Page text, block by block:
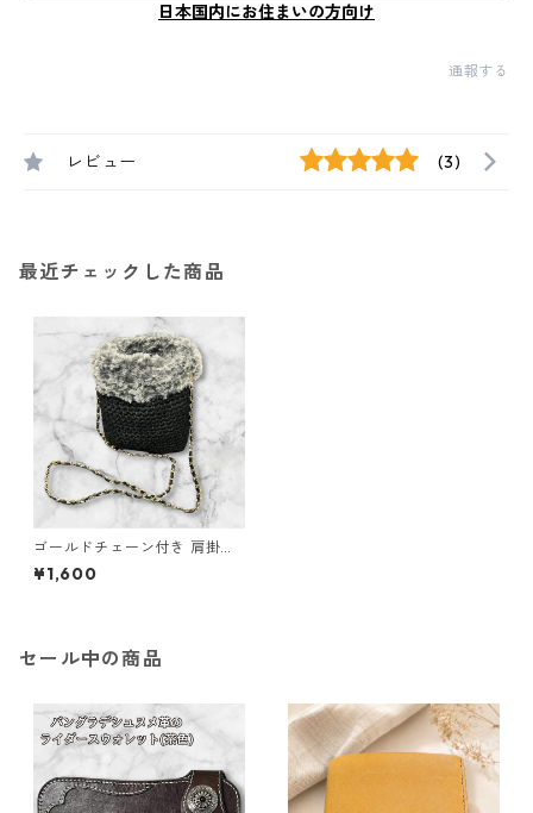
日本国内にお住まいの方向け
通報する
レビュー (3)
最近チェックした商品
ゴールドチェーン付き 肩掛け
バッグ
¥1,600
セール中の商品